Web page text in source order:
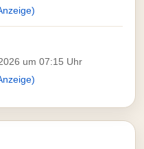
um 07:15 Uhr